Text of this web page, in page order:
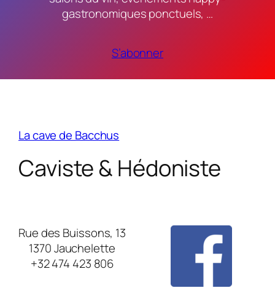
gastronomiques ponctuels, …
S’abonner
La cave de Bacchus
Caviste & Hédoniste
Rue des Buissons, 13
1370 Jauchelette
+32 474 423 806